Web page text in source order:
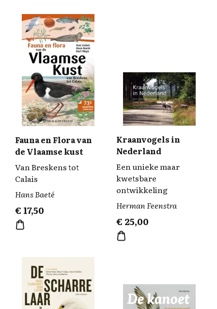
Fauna en Flora van
de Vlaamse kust
Van Breskens tot
Calais
Hans Baeté
€ 17,50
Kraanvogels in
Nederland
Een unieke maar
kwetsbare
ontwikkeling
Herman Feenstra
€ 25,00